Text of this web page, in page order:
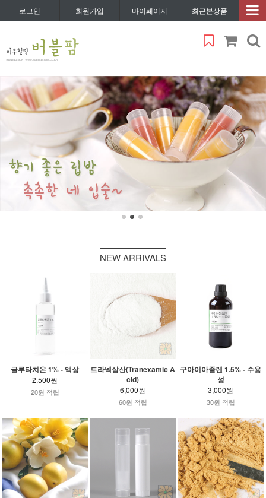
로그인 회원가입 마이페이지 최근본상품
NEW ARRIVALS
글루타치온 1% - 액상
2,500원
20원 적립
트라넥삼산(Tranexamic A
cid)
6,000원
60원 적립
구아이아줄렌 1.5% - 수용
성
3,000원
30원 적립